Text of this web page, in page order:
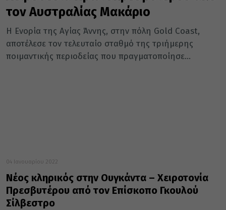
τον Αυστραλίας Μακάριο
Η Ενορία της Αγίας Άννης, στην πόλη Gold Coast,
αποτέλεσε τον τελευταίο σταθμό της τριήμερης
ποιμαντικής περιοδείας που πραγματοποίησε...
04 Ιανουαρίου 2022
Νέος κληρικός στην Ουγκάντα – Χειροτονία
Πρεσβυτέρου από τον Επίσκοπο Γκουλού
Σίλβεστρο